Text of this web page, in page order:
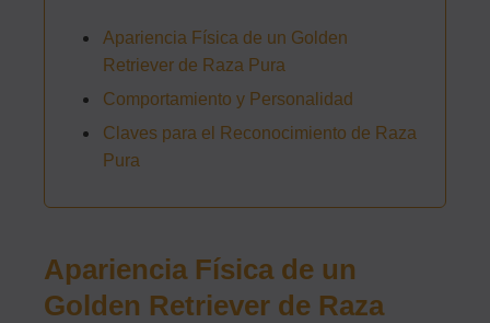
Apariencia Física de un Golden
Retriever de Raza Pura
Comportamiento y Personalidad
Claves para el Reconocimiento de Raza
Pura
Apariencia Física de un
Golden Retriever de Raza